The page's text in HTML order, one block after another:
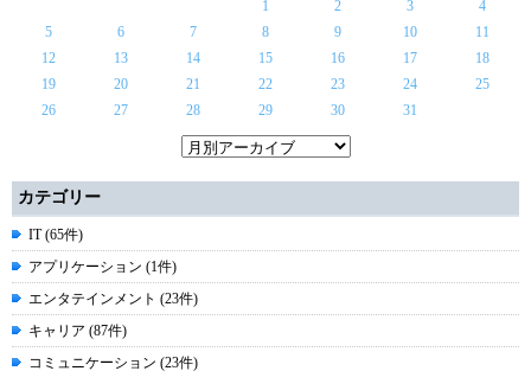
1
2 3
4
5
6 7 8 9 10
11
12
13 14 15 16 17
18
19
20 21 22 23 24
25
26
27 28 29 30 31
カテゴリー
IT (65件)
アプリケーション (1件)
エンタテインメント (23件)
キャリア (87件)
コミュニケーション (23件)